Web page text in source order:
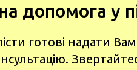
допомога у
готові надати